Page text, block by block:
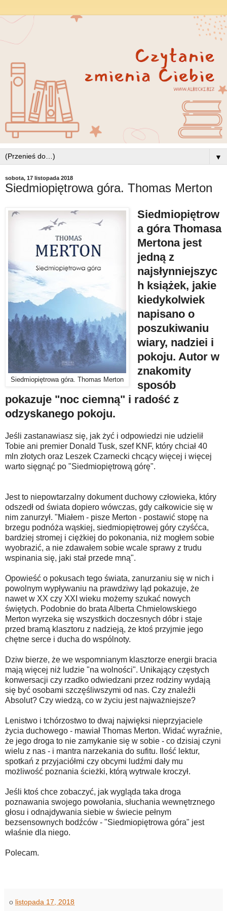
▼
sobota, 17 listopada 2018
Siedmiopiętrowa góra. Thomas Merton
Siedmiopiętrowa góra. Thomas Merton
Siedmiopiętrow
a góra Thomasa
Mertona jest
jedną z
najsłynniejszyc
h książek, jakie
kiedykolwiek
napisano o
poszukiwaniu
wiary, nadziei i
pokoju. Autor w
znakomity
sposób
pokazuje "noc ciemną" i radość z
odzyskanego pokoju.
Jeśli zastanawiasz się, jak żyć i odpowiedzi nie udzielił
Tobie ani premier Donald Tusk, szef KNF, który chciał 40
mln złotych oraz Leszek Czarnecki chcący więcej i więcej
warto sięgnąć po "Siedmiopiętrową górę".
Jest to niepowtarzalny dokument duchowy człowieka, który
odszedł od świata dopiero wówczas, gdy całkowicie się w
nim zanurzył. "Miałem - pisze Merton - postawić stopę na
brzegu podnóża wąskiej, siedmiopiętrowej góry czyśćca,
bardziej stromej i ciężkiej do pokonania, niż mogłem sobie
wyobrazić, a nie zdawałem sobie wcale sprawy z trudu
wspinania się, jaki stał przede mną".
Opowieść o pokusach tego świata, zanurzaniu się w nich i
powolnym wypływaniu na prawdziwy ląd pokazuje, że
nawet w XX czy XXI wieku możemy szukać nowych
świętych. Podobnie do brata Alberta Chmielowskiego
Merton wyrzeka się wszystkich doczesnych dóbr i staje
przed bramą klasztoru z nadzieją, że ktoś przyjmie jego
chętne serce i ducha do wspólnoty.
Dziw bierze, że we wspomnianym klasztorze energii bracia
mają więcej niż ludzie "na wolności". Unikający częstych
konwersacji czy rzadko odwiedzani przez rodziny wydają
się być osobami szczęśliwszymi od nas. Czy znaleźli
Absolut? Czy wiedzą, co w życiu jest najważniejsze?
Lenistwo i tchórzostwo to dwaj najwięksi nieprzyjaciele
życia duchowego - mawiał Thomas Merton. Widać wyraźnie,
że jego droga to nie zamykanie się w sobie - co dzisiaj czyni
wielu z nas - i mantra narzekania do sufitu. Ilość lektur,
spotkań z przyjaciółmi czy obcymi ludźmi dały mu
możliwość poznania ścieżki, którą wytrwale kroczył.
Jeśli ktoś chce zobaczyć, jak wygląda taka droga
poznawania swojego powołania, słuchania wewnętrznego
głosu i odnajdywania siebie w świecie pełnym
bezsensownych bodźców - "Siedmiopiętrowa góra" jest
właśnie dla niego.
Polecam.
o listopada 17, 2018